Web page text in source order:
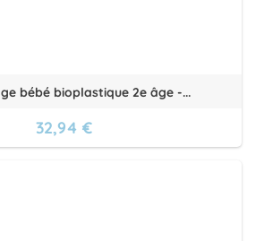
bébé bioplastique 2e âge -...
32,94 €